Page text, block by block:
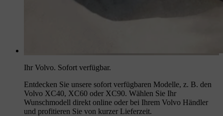
Ihr Volvo. Sofort verfügbar.
Entdecken Sie unsere sofort verfügbaren Modelle, z. B. den
Volvo XC40, XC60 oder XC90. Wählen Sie Ihr
Wunschmodell direkt online oder bei Ihrem Volvo Händler
und profitieren Sie von kurzer Lieferzeit.